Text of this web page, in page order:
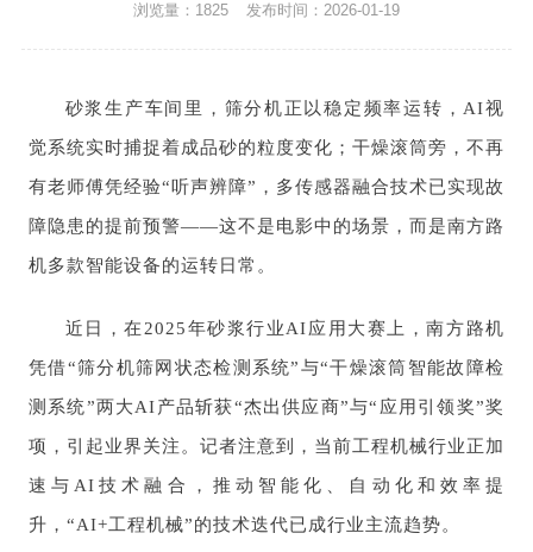
浏览量： 1825 发布时间：2026-01-19
砂浆生产车间里，筛分机正以稳定频率运转，AI视
觉系统实时捕捉着成品砂的粒度变化；干燥滚筒旁，不再
有老师傅凭经验“听声辨障”，多传感器融合技术已实现故
障隐患的提前预警——这不是电影中的场景，而是南方路
机多款智能设备的运转日常。
近日，在2025年砂浆行业AI应用大赛上，南方路机
凭借“筛分机筛网状态检测系统”与“干燥滚筒智能故障检
测系统”两大AI产品斩获“杰出供应商”与“应用引领奖”奖
项，引起业界关注。记者注意到，当前工程机械行业正加
速与AI技术融合，推动智能化、自动化和效率提
升‌，“AI+工程机械”的技术迭代已成行业主流趋势。